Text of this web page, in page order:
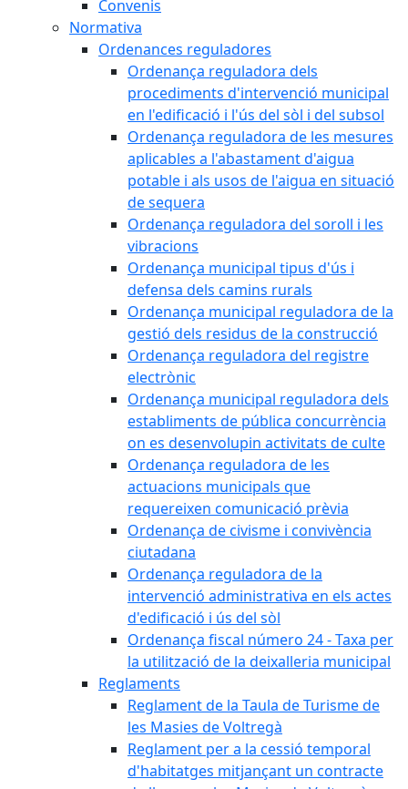
Convenis
Normativa
Ordenances reguladores
Ordenança reguladora dels
procediments d'intervenció municipal
en l'edificació i l'ús del sòl i del subsol
Ordenança reguladora de les mesures
aplicables a l'abastament d'aigua
potable i als usos de l'aigua en situació
de sequera
Ordenança reguladora del soroll i les
vibracions
Ordenança municipal tipus d'ús i
defensa dels camins rurals
Ordenança municipal reguladora de la
gestió dels residus de la construcció
Ordenança reguladora del registre
electrònic
Ordenança municipal reguladora dels
establiments de pública concurrència
on es desenvolupin activitats de culte
Ordenança reguladora de les
actuacions municipals que
requereixen comunicació prèvia
Ordenança de civisme i convivència
ciutadana
Ordenança reguladora de la
intervenció administrativa en els actes
d'edificació i ús del sòl
Ordenança fiscal número 24 - Taxa per
la utilització de la deixalleria municipal
Reglaments
Reglament de la Taula de Turisme de
les Masies de Voltregà
Reglament per a la cessió temporal
d'habitatges mitjançant un contracte